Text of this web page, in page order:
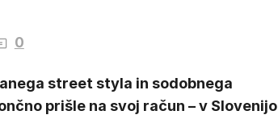
0
street styla in sodobnega
prišle na svoj račun – v Slovenijo